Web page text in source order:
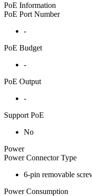
PoE Information
PoE Port Number
-
PoE Budget
-
PoE Output
-
Support PoE
No
Power
Power Connector Type
6-pin removable
Power Consumption